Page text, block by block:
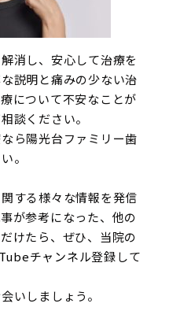
消し、 安心して治療を
説明と痛みの少ない治
について不安なことが
談ください。
ら陽光台ファミリー歯
。
する様々な情報を発信
が参考になった、 他の
けたら、ぜひ、
当院の
チャンネル登録して
いしましょう。